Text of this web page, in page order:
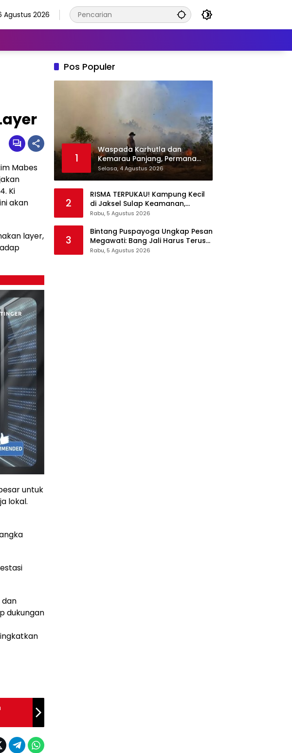
Agustus 2026
Mabes
Ki
akan
layer,
untuk
lokal.
dan
dukungan
Pos Populer
1
Waspada Karhutla dan
Kemarau Panjang, Permana
Irmansyah Tekankan Mitigasi
Berbasis Komunitas
Selasa, 4 Agustus 2026
2
RISMA TERPUKAU! Kampung Kecil
di Jaksel Sulap Keamanan,
Sampah, hingga Ketahanan
Rabu, 5 Agustus 2026
3
Bintang Puspayoga Ungkap Pesan
Megawati: Bang Jali Harus Terus
Dipantau dan Dikembangkan
Rabu, 5 Agustus 2026